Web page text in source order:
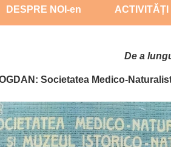
DESPRE NOI-en
Priorități naționale
ACTIVITĂȚI
2021
De a
Societatea Medico-